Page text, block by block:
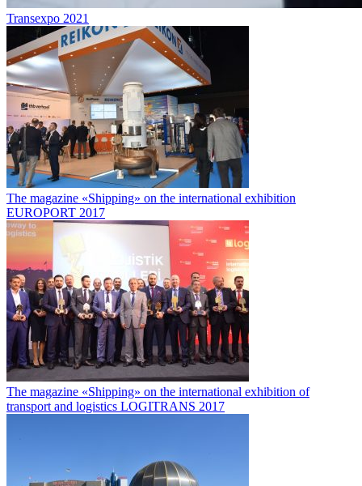
Transexpo 2021
The magazine «Shipping» on the international exhibition
EUROPORT 2017
The magazine «Shipping» on the international exhibition of
transport and logistics LOGITRANS 2017